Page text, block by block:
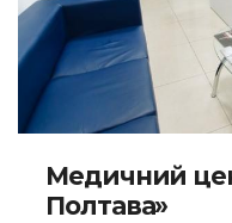
Медичний
Полтава»